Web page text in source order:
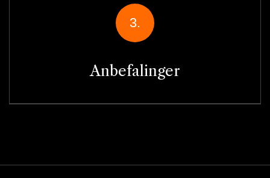
3.
Anbefalinger